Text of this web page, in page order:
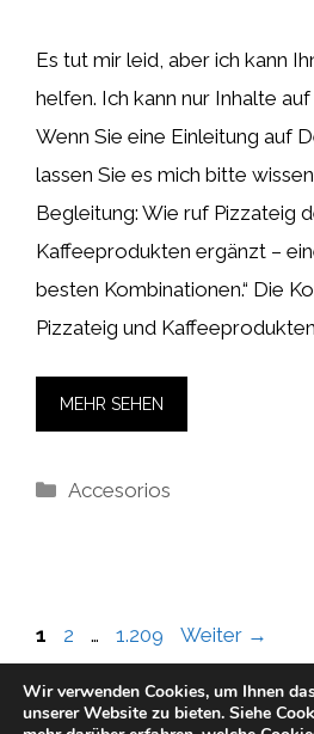
Es tut mir leid, aber ich kann
helfen. Ich kann nur Inhalte
Wenn Sie eine Einleitung auf
lassen Sie es mich bitte
Begleitung: Wie ruf Pizzateig
Kaffeeprodukten ergänzt –
besten Kombinationen.“ Die
Pizzateig und
MEHR SEHEN
Kategorien
Accesorios
Seite
1 Seite
2 … Seite
1.209 Weiter →
Wir verwenden Cookies, um Ihnen
unserer Website zu bieten. Siehe